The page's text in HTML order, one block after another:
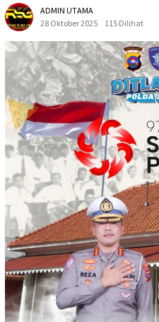
ADMIN UTAMA
28 Oktober 2025
115 Dilihat